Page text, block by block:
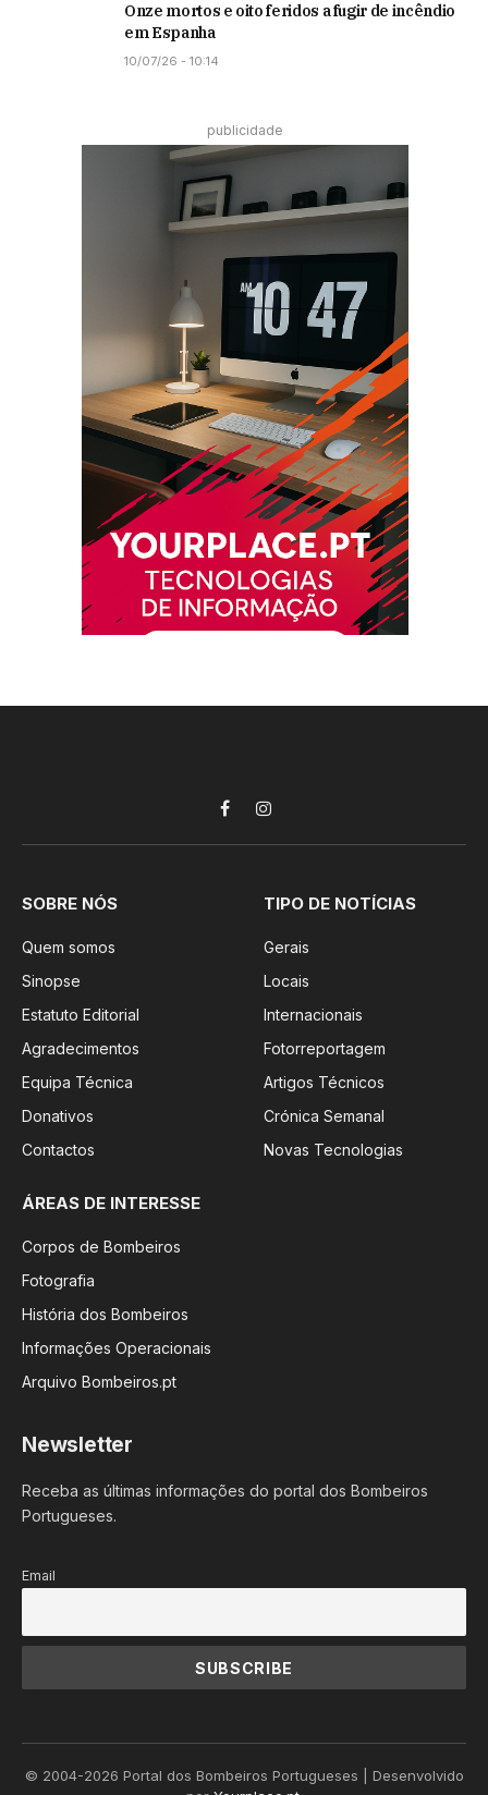
Onze mortos e oito feridos a fugir de incêndio
em Espanha
10/07/26 - 10:14
publicidade
FacebookInstagram
SOBRE NÓS
Quem somos
Sinopse
Estatuto Editorial
Agradecimentos
Equipa Técnica
Donativos
Contactos
TIPO DE NOTÍCIAS
Gerais
Locais
Internacionais
Fotorreportagem
Artigos Técnicos
Crónica Semanal
Novas Tecnologias
ÁREAS DE INTERESSE
Corpos de Bombeiros
Fotografia
História dos Bombeiros
Informações Operacionais
Arquivo Bombeiros.pt
Newsletter
Receba as últimas informações do portal dos Bombeiros
Portugueses.
Email
© 2004-2026 Portal dos Bombeiros Portugueses | Desenvolvido